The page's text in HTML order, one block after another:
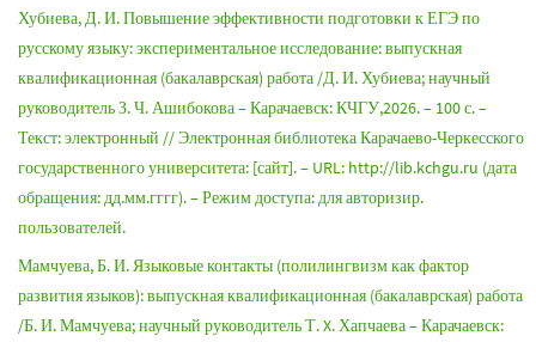
Хубиева, Д. И. Повышение эффективности подготовки к ЕГЭ по
русскому языку: экспериментальное исследование: выпускная
квалификационная (бакалаврская) работа /Д. И. Хубиева; научный
руководитель З. Ч. Ашибокова – Карачаевск: КЧГУ,2026. – 100 с. –
Текст: электронный // Электронная библиотека Карачаево-Черкесского
государственного университета: [сайт]. – URL: http://lib.kchgu.ru (дата
обращения: дд.мм.гггг). – Режим доступа: для авторизир.
пользователей.
Мамчуева, Б. И. Языковые контакты (полилингвизм как фактор
развития языков): выпускная квалификационная (бакалаврская) работа
/Б. И. Мамчуева; научный руководитель Т. X. Хапчаева – Карачаевск: